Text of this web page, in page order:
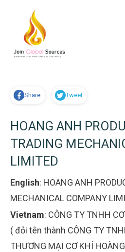
Share Tweet
HOANG ANH
TRADING
LIMITED
English: HOANG ANH
MECHANICAL COMPANY
Vietnam: CÔNG TY TNHH
( đỏi tên thành CÔNG TY
THƯƠNG MẠI CƠ KHÍ